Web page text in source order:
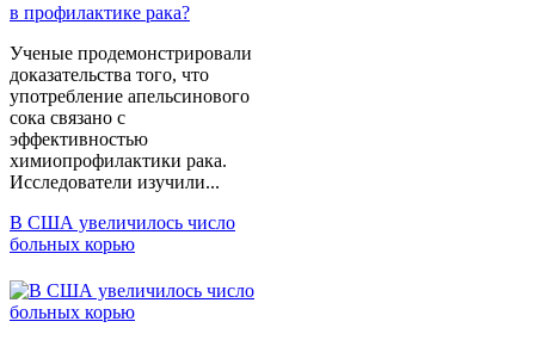
Ученые продемонстрировали
доказательства того, что
употребление апельсинового
сока связано с
эффективностью
химиопрофилактики рака.
Исследователи изучили...
В США увеличилось число
больных корью